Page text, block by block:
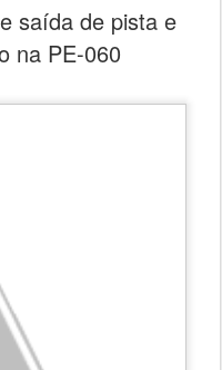
saída de pista e
na PE-060